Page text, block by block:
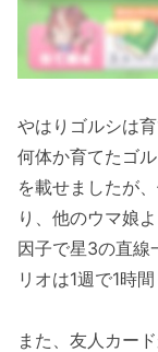
やはりゴルシは育
何体か育てたゴ
を載せましたが
り、他のウマ娘
因子で星3の直線
リオは1週で1時
また、友人カー